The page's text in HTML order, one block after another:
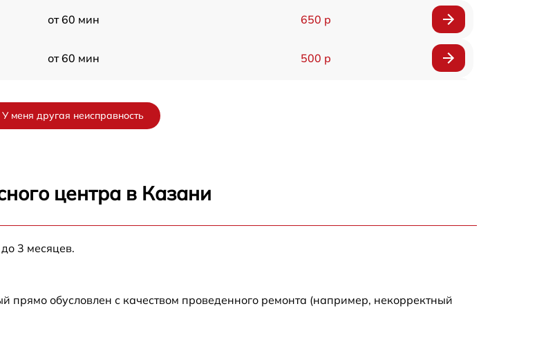
от 60 мин 650 р
от 60 мин 500 р
У меня другая неисправность
центра в Казани
3 месяцев.
прямо обусловлен с качеством проведенного ремонта (например, некорректный